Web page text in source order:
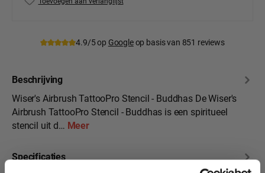
4.9/5 op Googleop basis van 851 reviews
Beschrijving
Wiser's Airbrush TattooPro Stencil - Buddhas De Wiser's
Airbrush TattooPro Stencil - Buddhas is een spiritueel
stencil uit d… Meer
Specificaties